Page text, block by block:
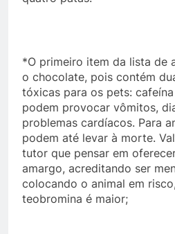
*O primeiro item da lista de
o chocolate, pois contém
tóxicas para os pets:
podem provocar vômitos,
problemas cardíacos. Para
podem até levar à morte.
tutor que pensar em
amargo, acreditando ser
colocando o animal em
teobromina é maior;